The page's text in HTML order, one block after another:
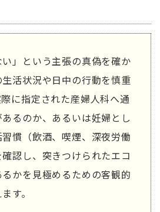
い」という主張の真偽を確か
活状況や日中の行動を慎重
に指定された産婦人科へ通
るのか、あるいは妊婦とし
慣（飲酒、喫煙、深夜労働
認し、突きつけられたエコ
かを見極めるための客観的
す。